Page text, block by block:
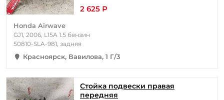
2 625 Р
Honda Airwave
GJ1, 2006, L15A 1.5 бензин
50810-SLA-981, задняя
Красноярск, Вавилова, 1 Г/3
Стойка подвески правая
передняя